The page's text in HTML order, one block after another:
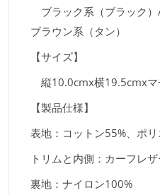
ブラック系（ブラック
ブラウン系（タン）
【サイズ】
縦10.0cmx横19.5cmxマ
【製品仕様】
表地：コットン55%、ポ
トリムと内側：カーフレ
裏地：ナイロン100%